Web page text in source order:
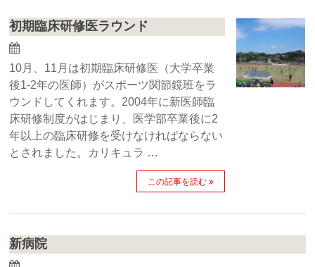
初期臨床研修医ラウンド
10月、11月は初期臨床研修医（大学卒業
後1-2年の医師）がスポーツ関節鏡班をラ
ウンドしてくれます。2004年に新医師臨
床研修制度がはじまり、医学部卒業後に2
年以上の臨床研修を受けなければならない
とされました。カリキュラ …
この記事を読む
新病院